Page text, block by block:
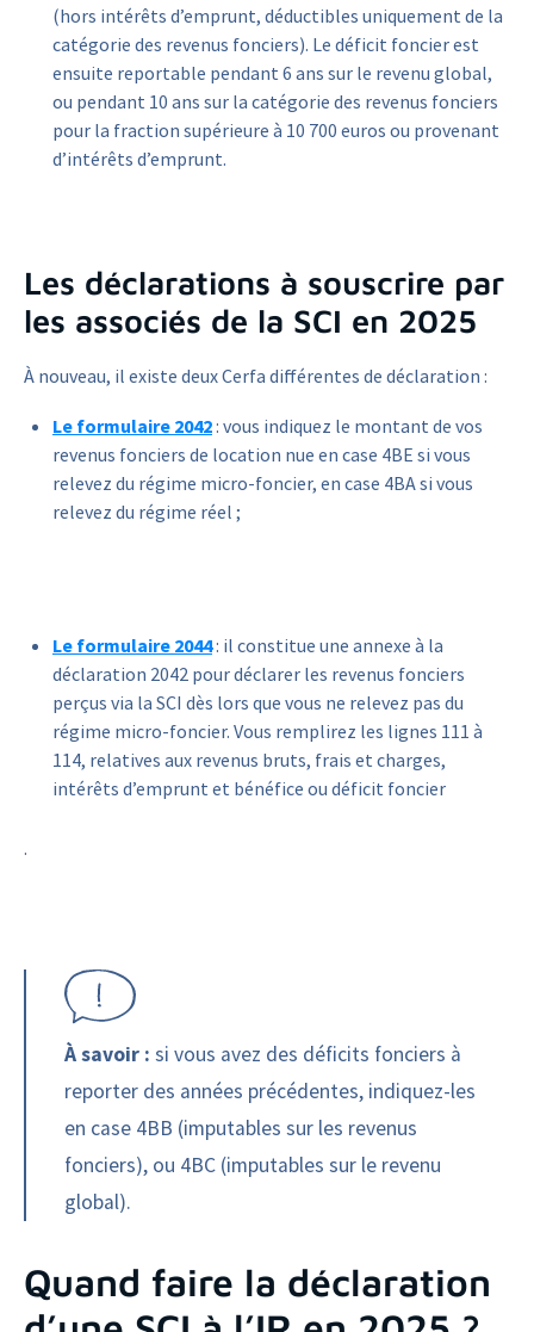
(hors intérêts d’emprunt, déductibles uniquement de la
catégorie des revenus fonciers). Le déficit foncier est
ensuite reportable pendant 6 ans sur le revenu global,
ou pendant 10 ans sur la catégorie des revenus fonciers
pour la fraction supérieure à 10 700 euros ou provenant
d’intérêts d’emprunt.
Les déclarations à souscrire par
les associés de la SCI en 2025
À nouveau, il existe deux Cerfa différentes de déclaration :
Le formulaire 2042: vous indiquez le montant de vos
revenus fonciers de location nue en case 4BE si vous
relevez du régime micro-foncier, en case 4BA si vous
relevez du régime réel ;
Le formulaire 2044: il constitue une annexe à la
déclaration 2042 pour déclarer les revenus fonciers
perçus via la SCI dès lors que vous ne relevez pas du
régime micro-foncier. Vous remplirez les lignes 111 à
114, relatives aux revenus bruts, frais et charges,
intérêts d’emprunt et bénéfice ou déficit foncier
.
À savoir : si vous avez des déficits fonciers à
reporter des années précédentes, indiquez-les
en case 4BB (imputables sur les revenus
fonciers), ou 4BC (imputables sur le revenu
global).
Quand faire la déclaration